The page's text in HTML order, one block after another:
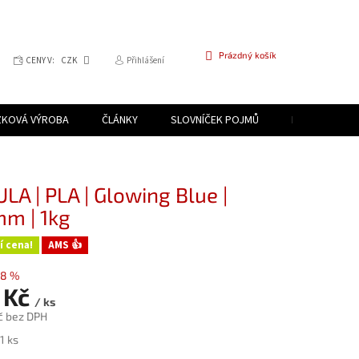
CENY V: CZK Přihlášení
NÁKUPNÍ
Prázdný košík
VÝROBA ČLÁNKY SLOVNÍČEK POJMŮ PROGRAM
| PLA | Glowing Blue |
| 1kg
cena! AMS 👍
%
/ ks
bez DPH
ks